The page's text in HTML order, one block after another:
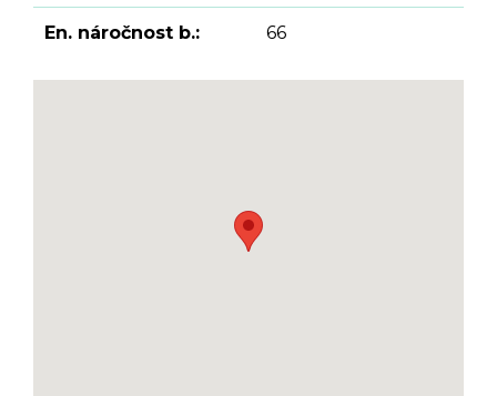
En. náročnost b.: 66